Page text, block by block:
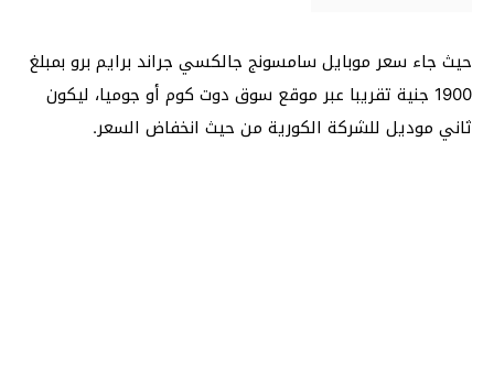
حيث جاء سعر موبايل سامسونج جالكسي جراند برايم برو بمبلغ
1900 جنية تقريبا عبر موقع سوق دوت كوم أو جوميا، ليكون
ثاني موديل للشركة الكورية من حيث انخفاض السعر.